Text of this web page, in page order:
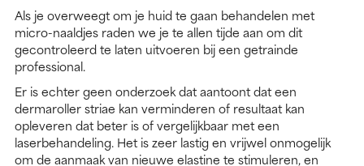
Als je overweegt om je huid te gaan behandelen met
micro-naaldjes raden we je te allen tijde aan om dit
gecontroleerd te laten uitvoeren bij een getrainde
professional.
Er is echter geen onderzoek dat aantoont dat een
dermaroller striae kan verminderen of resultaat kan
opleveren dat beter is of vergelijkbaar met een
laserbehandeling. Het is zeer lastig en vrijwel onmogelijk
om de aanmaak van nieuwe elastine te stimuleren, en